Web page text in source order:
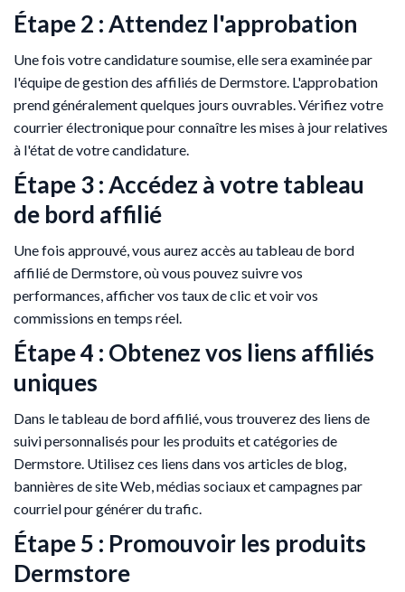
Étape 2 : Attendez l'approbation
Une fois votre candidature soumise, elle sera examinée par
l'équipe de gestion des affiliés de Dermstore. L'approbation
prend généralement quelques jours ouvrables. Vérifiez votre
courrier électronique pour connaître les mises à jour relatives
à l'état de votre candidature.
Étape 3 : Accédez à votre tableau
de bord affilié
Une fois approuvé, vous aurez accès au tableau de bord
affilié de Dermstore, où vous pouvez suivre vos
performances, afficher vos taux de clic et voir vos
commissions en temps réel.
Étape 4 : Obtenez vos liens affiliés
uniques
Dans le tableau de bord affilié, vous trouverez des liens de
suivi personnalisés pour les produits et catégories de
Dermstore. Utilisez ces liens dans vos articles de blog,
bannières de site Web, médias sociaux et campagnes par
courriel pour générer du trafic.
Étape 5 : Promouvoir les produits
Dermstore